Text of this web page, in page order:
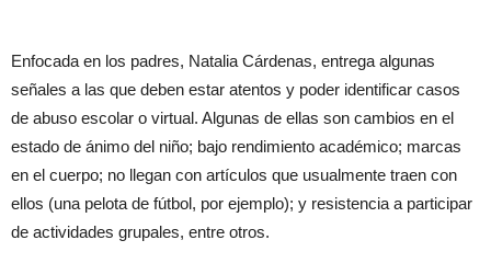
Enfocada en los padres, Natalia Cárdenas, entrega algunas
señales a las que deben estar atentos y poder identificar casos
de abuso escolar o virtual. Algunas de ellas son cambios en el
estado de ánimo del niño; bajo rendimiento académico; marcas
en el cuerpo; no llegan con artículos que usualmente traen con
ellos (una pelota de fútbol, por ejemplo); y resistencia a participar
de actividades grupales, entre otros.